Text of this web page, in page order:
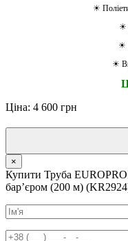
☀
☀
☀
☀
Ціна: 4 600 грн
×
Купити Труба
барʼєром (200 м)